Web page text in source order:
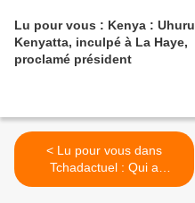
Lu pour vous : Kenya : Uhuru
Kenyatta, inculpé à La Haye,
proclamé président
< Lu pour vous dans
Tchadactuel : Qui a
assassiné Charles Massi ?